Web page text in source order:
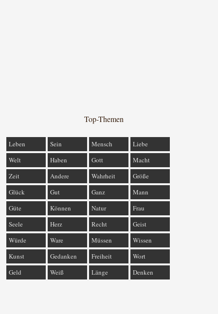
Top-Themen
Leben Sein Mensch
Liebe
Welt
Haben Gott
Macht
Zeit
Andere Wahrheit
Größe
Glück
Gut Ganz
Mann
Güte
Können Natur
Frau
Seele
Herz Recht
Geist
Würde
Ware Müssen
Wissen
Kunst
Gedanken Freiheit
Wort
Geld
Weiß Länge Denken